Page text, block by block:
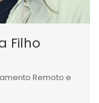
Filho
Remoto e